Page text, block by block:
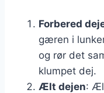
Forbered
gæren i
og rør det
klumpet dej.
Ælt dejen: